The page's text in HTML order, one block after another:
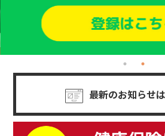
最新のお知らせ